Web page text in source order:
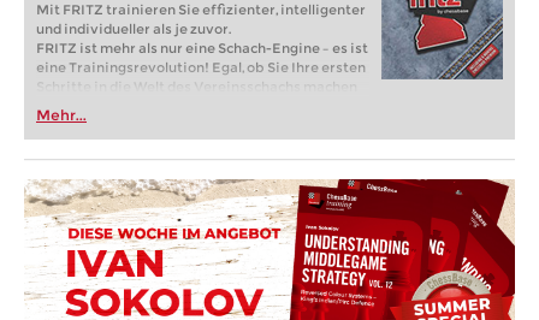
Mit FRITZ trainieren Sie effizienter, intelligenter
und individueller als je zuvor.
FRITZ ist mehr als nur eine Schach-Engine – es ist
eine Trainingsrevolution! Egal, ob Sie Ihre ersten
Schritte in die Welt des Vereinsschachs machen
oder bereits auf Turnierniveau spielen: Mit
FRITZ trainieren Sie effizienter, intelligenter und
individueller als je zuvor.
Mehr...